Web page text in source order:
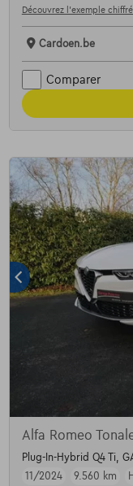
Découvrez l’exemple
Cardoen.be
Comparer
Alfa Romeo
Plug-In-Hybrid Q4 Ti,
11/2024
9.560 km